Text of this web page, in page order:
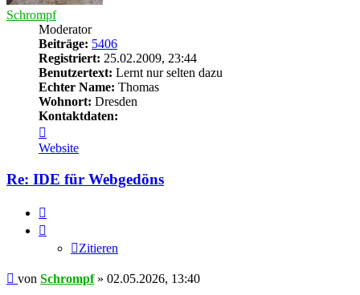
Schrompf
Moderator
Beiträge: 5406
Registriert: 25.02.2009, 23:44
Benutzertext: Lernt nur selten dazu
Echter Name: Thomas
Wohnort: Dresden
Kontaktdaten:
von
Schrompf
Website
Re: IDE für Webgedöns
Zitieren
Beitrag
von Schrompf» 02.05.2026, 13:40